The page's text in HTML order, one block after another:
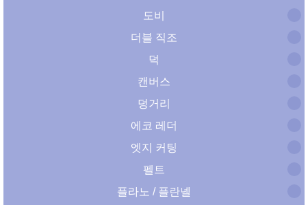
도비
더블 직조
덕
캔버스
덩거리
에코 레더
엣지 커팅
펠트
플라노 / 플란넬